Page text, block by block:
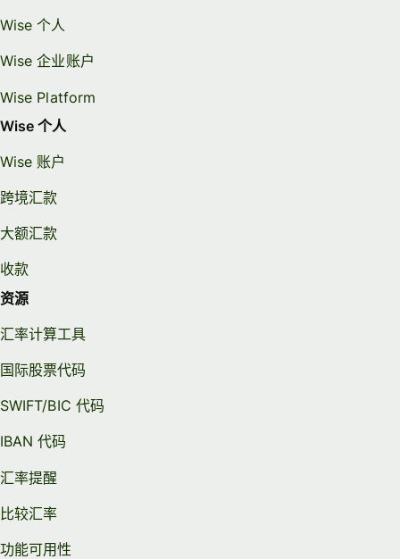
Wise 个人
Wise 企业账户
Wise Platform
Wise 个人
Wise 账户
跨境汇款
大额汇款
收款
资源
汇率计算工具
国际股票代码
SWIFT/BIC 代码
IBAN 代码
汇率提醒
比较汇率
功能可用性